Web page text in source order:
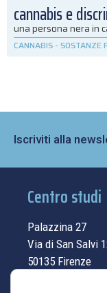
cannabis e
una persona nera in
CANNABIS - SOSTANZE
Iscriviti alla
Centro studi
Palazzina 27
Via di San Salvi
50135 Firenze